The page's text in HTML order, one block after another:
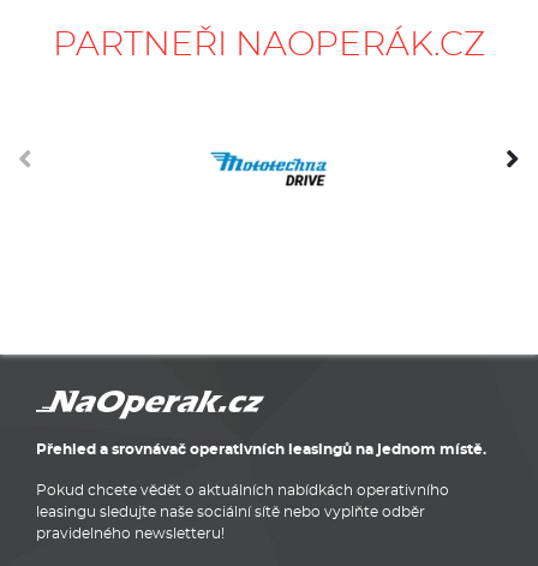
PARTNEŘI NAOPERÁK.CZ
Přehled a srovnávač operativních leasingů na jednom místě.
Pokud chcete vědět o aktuálních nabídkách operativního
leasingu sledujte naše sociální sítě nebo vyplňte odběr
pravidelného newsletteru!